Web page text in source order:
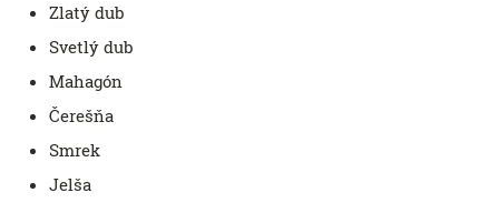
Zlatý dub
Svetlý dub
Mahagón
Čerešňa
Smrek
Jelša